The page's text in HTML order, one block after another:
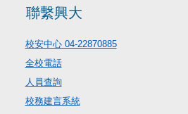
聯繫興大
校安中心 04-22870885
全校電話
人員查詢
校務建言系統